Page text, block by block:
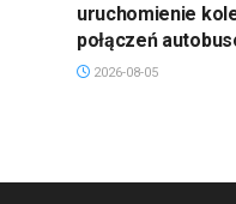
uruchomienie
połączeń
2026-08-05